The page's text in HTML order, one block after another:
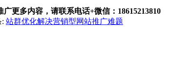
更多内容， 请联系电话+微信：18615213810
: 站群优化解决营销型网站推广难题